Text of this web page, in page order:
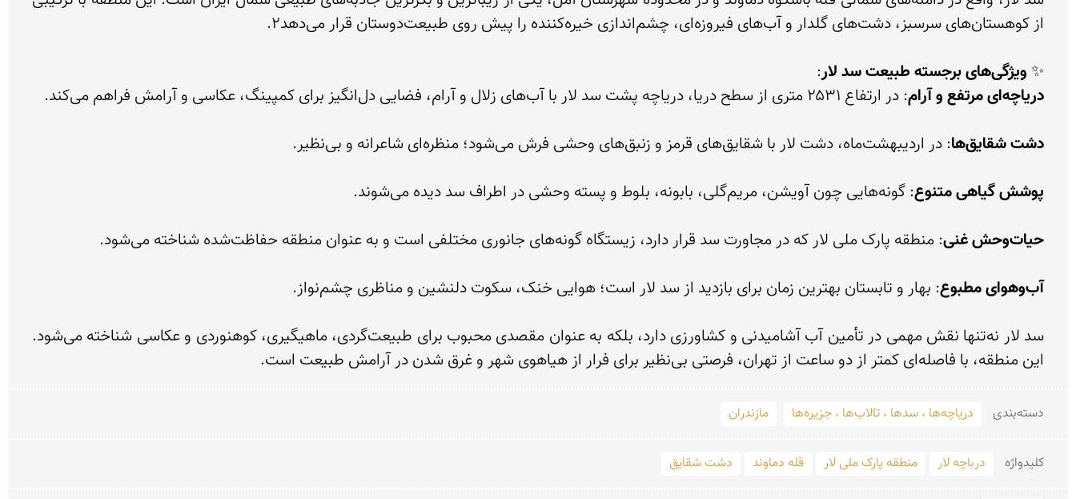
✨ ویژگی‌های برجسته طبیعت سد لار
:
دریاچه‌ای مرتفع و آرام
دشت شقایق‌ها
پوشش گیاهی متنوع
حیات‌وحش غنی
آب‌وهوای مطبوع
این منطقه، با فاصله‌ای کمتر از دو ساعت از تهران، فرصتی بی‌نظیر برای فرار از هیاهوی شهر و غرق شدن در آرامش طبیعت است.
دسته‌بندی دریاچه‌ها ، سدها ، تالاب‌ها ، جزیره‌ها مازندران
کلید‌واژه درباچه لار منطقه پارک ملی لار قله دماوند دشت شقایق